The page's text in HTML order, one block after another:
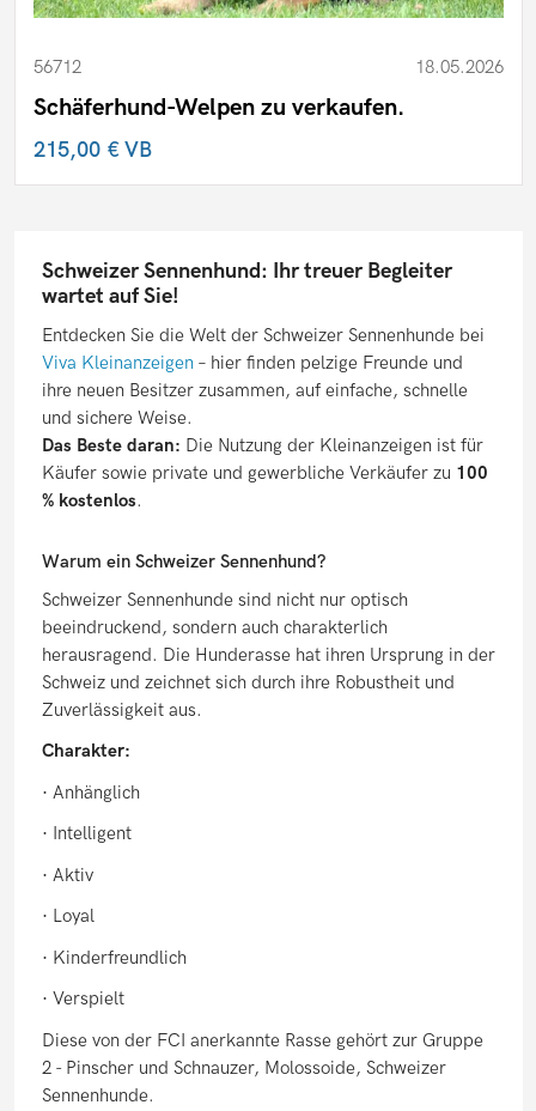
56712 18.05.2026
Schäferhund-Welpen zu verkaufen.
215,00 €VB
Schweizer Sennenhund: Ihr treuer Begleiter
wartet auf Sie!
Entdecken Sie die Welt der Schweizer Sennenhunde bei
Viva Kleinanzeigen– hier finden pelzige Freunde und
ihre neuen Besitzer zusammen, auf einfache, schnelle
und sichere Weise.
Das Beste daran: Die Nutzung der Kleinanzeigen ist für
Käufer sowie private und gewerbliche Verkäufer zu 100
% kostenlos.
Warum ein Schweizer Sennenhund?
Schweizer Sennenhunde sind nicht nur optisch
beeindruckend, sondern auch charakterlich
herausragend. Die Hunderasse hat ihren Ursprung in der
Schweiz und zeichnet sich durch ihre Robustheit und
Zuverlässigkeit aus.
Charakter:
· Anhänglich
· Intelligent
· Aktiv
· Loyal
· Kinderfreundlich
· Verspielt
Diese von der FCI anerkannte Rasse gehört zur Gruppe
2 - Pinscher und Schnauzer, Molossoide, Schweizer
Sennenhunde.